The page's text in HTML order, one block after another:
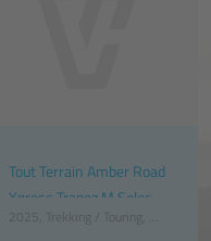
Tout Terrain Amber Road
Xpress Trapez M Select
3.1 Schwarz Glnzend
2025 Trekking / Touring Unisex